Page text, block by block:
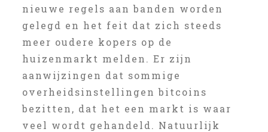
nieuwe regels aan banden worden
gelegd en het feit dat zich steeds
meer oudere kopers op de
huizenmarkt melden. Er zijn
aanwijzingen dat sommige
overheidsinstellingen bitcoins
bezitten, dat het een markt is waar
veel wordt gehandeld. Natuurlijk